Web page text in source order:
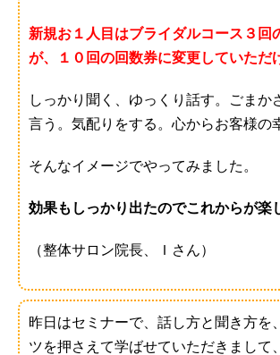
新規お１人目はブライダルコース３回
が、１０回の回数券に変更していただ
しっかり聞く、ゆっくり話す。ごまか
言う。気配りをする。心からお客様の
そんなイメージでやってみました。
効果もしっかり出たのでこれからが楽
（整体サロン院長、Ｉさん）
昨日はセミナーで、話し方と聞き方を
ツを押さえて学ばせていただきまして